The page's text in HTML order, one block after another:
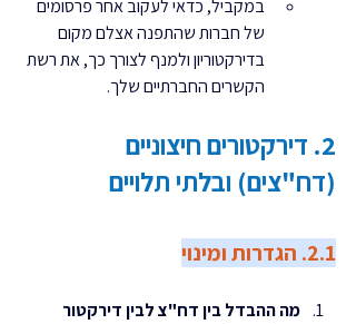
במקביל, כדאי לעקוב אחר פרסומים
של חברות שהתפנה אצלם מקום
בדירקטוריון ולמנף לצורך כך, את רשת
הקשרים החברתיים שלך.
2. דירקטורים חיצוניים
(דח"צים) ובלתי תלויים
2.1. הגדרות ומינוי
מה ההבדל בין דח"צ לבין דירקטור